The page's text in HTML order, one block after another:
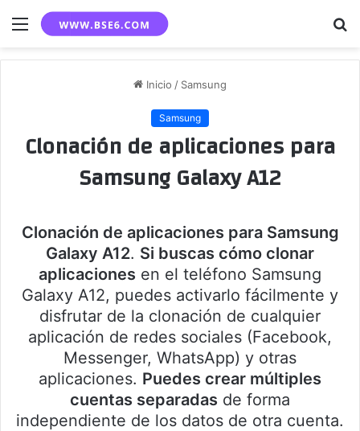
Menú
Inicio / Samsung
Samsung
Clonación de aplicaciones para
Samsung Galaxy A12
Clonación de aplicaciones para Samsung
Galaxy A12. Si buscas cómo clonar
aplicaciones en el teléfono Samsung
Galaxy A12, puedes activarlo fácilmente y
disfrutar de la clonación de cualquier
aplicación de redes sociales (Facebook,
Messenger, WhatsApp) y otras
aplicaciones. Puedes crear múltiples
cuentas separadas de forma
independiente de los datos de otra cuenta.